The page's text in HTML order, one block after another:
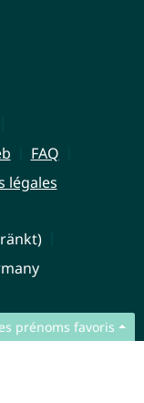
prénoms favoris
FAQ
légales